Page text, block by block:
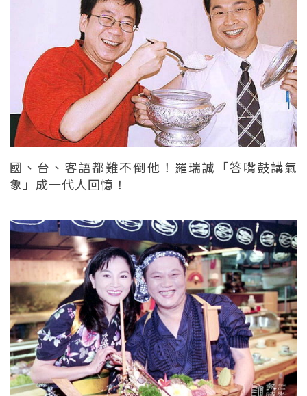
國、台、客語都難不倒他！羅瑞誠「答嘴鼓講氣
象」成一代人回憶！